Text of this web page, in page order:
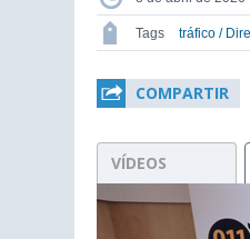
Tags tráfico /
COMPARTIR
VÍDEOS